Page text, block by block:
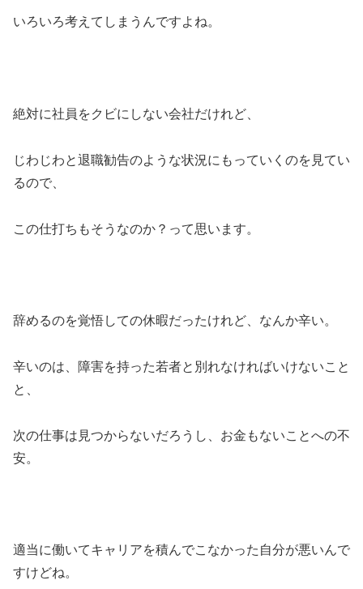
いろいろ考えてしまうんですよね。
絶対に社員をクビにしない会社だけれど、
じわじわと退職勧告のような状況にもっていくのを見てい
るので、
この仕打ちもそうなのか？って思います。
辞めるのを覚悟しての休暇だったけれど、なんか辛い。
辛いのは、障害を持った若者と別れなければいけないこと
と、
次の仕事は見つからないだろうし、お金もないことへの不
安。
適当に働いてキャリアを積んでこなかった自分が悪いんで
すけどね。